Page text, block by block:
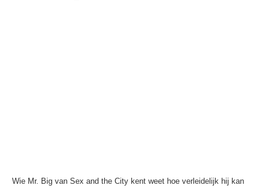
Wie Mr. Big van Sex and the City kent weet hoe verleidelijk hij kan